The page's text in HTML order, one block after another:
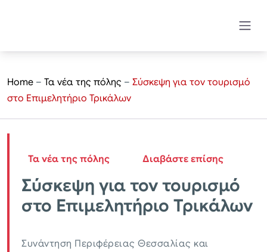
Home – Τα νέα της πόλης – Σύσκεψη για τον τουρισμό
στο Επιμελητήριο Τρικάλων
Τα νέα της πόλης Διαβάστε επίσης
Σύσκεψη για τον τουρισμό
στο Επιμελητήριο Τρικάλων
Συνάντηση Περιφέρειας Θεσσαλίας και